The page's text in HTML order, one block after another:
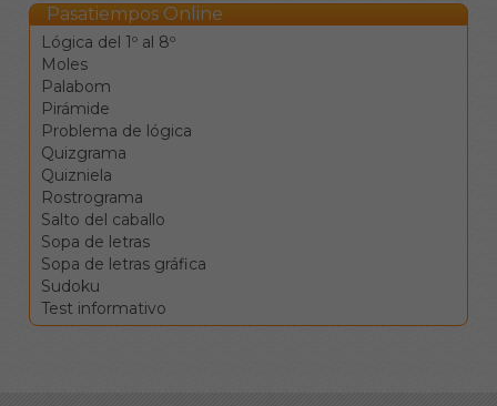
Pasatiempos Online
Lógica del 1º al 8º
Moles
Palabom
Pirámide
Problema de lógica
Quizgrama
Quizniela
Rostrograma
Salto del caballo
Sopa de letras
Sopa de letras gráfica
Sudoku
Test informativo
(supr) borra el valor de
la casilla sin moverse.
correspondientes.
Los botones de
caso de que vea
penalizaciones en la
puntuación final.